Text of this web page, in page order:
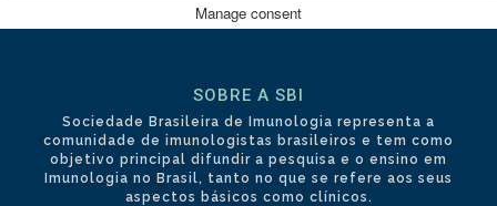
SOBRE A SBI
Sociedade Brasileira de Imunologia representa a
comunidade de imunologistas brasileiros e tem como
objetivo principal difundir a pesquisa e o ensino em
Imunologia no Brasil, tanto no que se refere aos seus
aspectos básicos como clínicos.
Manage consent